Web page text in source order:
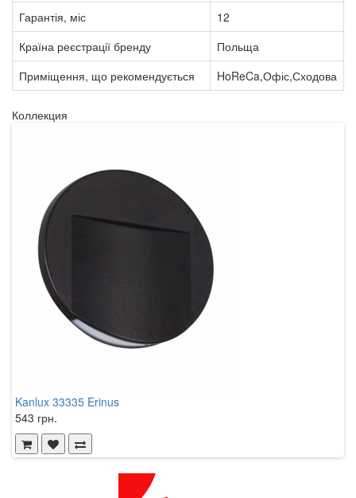
Гарантія, міс
12
Країна реєстрації бренду
Польща
Приміщення, що рекомендується
HoReCa,Офіс,Сходова
Коллекция
Kanlux 33335 Erinus
543 грн.